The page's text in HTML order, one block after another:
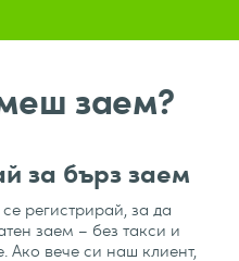
заем?
за бърз заем
регистрирай, за да
заем – без такси и
Ако вече си наш клиент,